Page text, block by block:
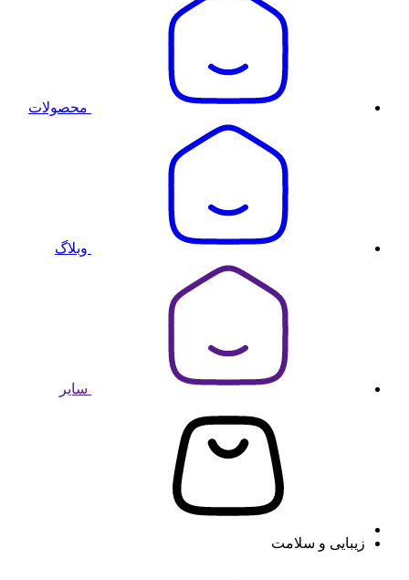
محصولات
وبلاگ
سایر
زیبایی و سلامت